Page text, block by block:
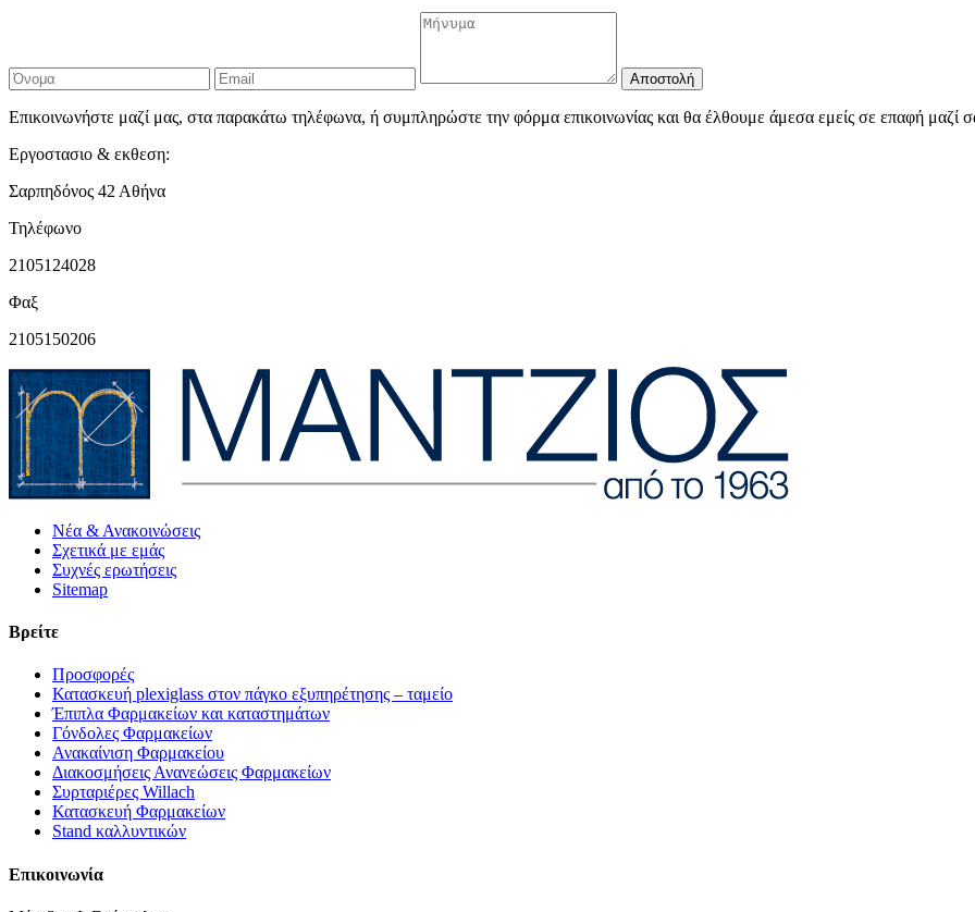
Αποστολή
Επικοινωνήστε μαζί μας, στα παρακάτω τηλέφωνα, ή συμπληρώστε την φόρμα επικοινωνίας και θα έλθουμε άμεσα εμείς σε επαφή μαζί
Εργοστασιο & εκθεση:
Σαρπηδόνος 42 Αθήνα
Τηλέφωνο
2105124028
Φαξ
2105150206
Νέα & Ανακοινώσεις
Σχετικά με εμάς
Συχνές ερωτήσεις
Sitemap
Βρείτε
Προσφορές
Κατασκευή plexiglass στον πάγκο εξυπηρέτησης – ταμείο
Έπιπλα Φαρμακείων και καταστημάτων
Γόνδολες Φαρμακείων
Ανακαίνιση Φαρμακείου
Διακοσμήσεις Ανανεώσεις Φαρμακείων
Συρταριέρες Willach
Κατασκευή Φαρμακείων
Stand καλλυντικών
Επικοινωνία